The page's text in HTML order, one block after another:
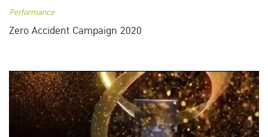
Performance
Zero Accident Campaign 2020